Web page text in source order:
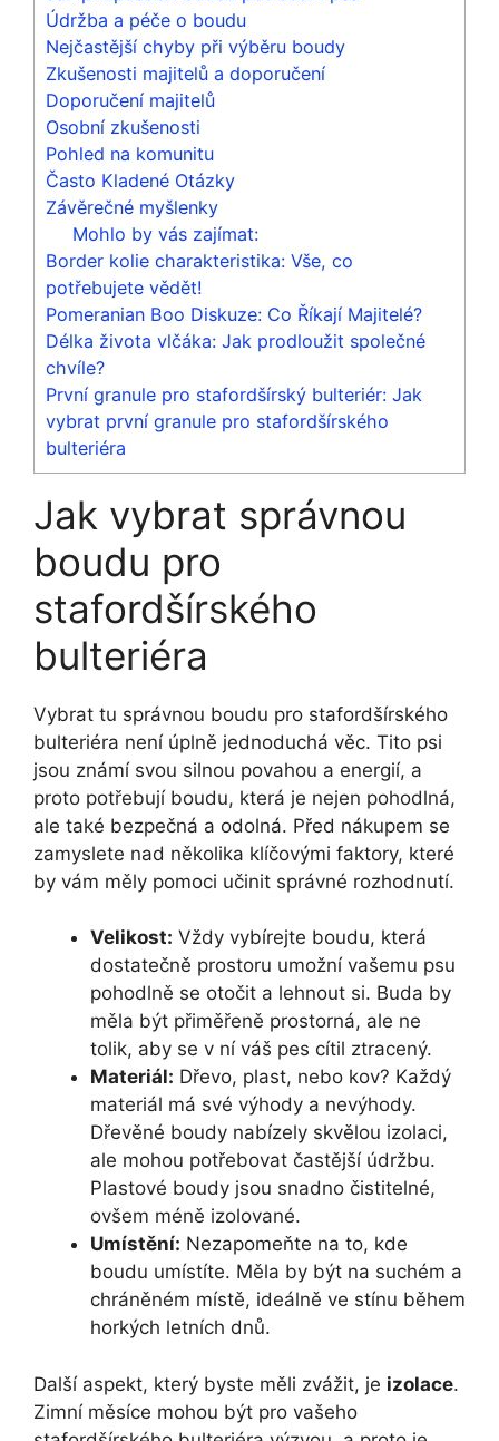
Údržba a péče o boudu
Nejčastější chyby při výběru boudy
Zkušenosti majitelů a doporučení
Doporučení majitelů
Osobní zkušenosti
Pohled na komunitu
Často Kladené Otázky
Závěrečné myšlenky
Mohlo by vás zajímat:
Border kolie charakteristika: Vše, co
potřebujete vědět!
Pomeranian Boo Diskuze: Co Říkají Majitelé?
Délka života vlčáka: Jak prodloužit společné
chvíle?
První granule pro stafordšírský bulteriér: Jak
vybrat první granule pro stafordšírského
bulteriéra
Jak vybrat správnou
boudu pro
stafordšírského
bulteriéra
Vybrat tu správnou boudu pro stafordšírského
bulteriéra není úplně jednoduchá věc. Tito psi
jsou známí svou silnou povahou a energií, a
proto potřebují boudu, která je nejen pohodlná,
ale také bezpečná a odolná. Před nákupem se
zamyslete nad několika klíčovými faktory, které
by vám měly pomoci učinit správné rozhodnutí.
Velikost: Vždy vybírejte boudu, která
dostatečně prostoru umožní vašemu psu
pohodlně se otočit a lehnout si. Buda by
měla být přiměřeně prostorná, ale ne
tolik, aby se v ní váš pes cítil ztracený.
Materiál: Dřevo, plast, nebo kov? Každý
materiál má své výhody a nevýhody.
Dřevěné boudy nabízely skvělou izolaci,
ale mohou potřebovat častější údržbu.
Plastové boudy jsou snadno čistitelné,
ovšem méně izolované.
Umístění: Nezapomeňte na to, kde
boudu umístíte. Měla by být na suchém a
chráněném místě, ideálně ve stínu během
horkých letních dnů.
Další aspekt, který byste měli zvážit, je izolace.
Zimní měsíce mohou být pro vašeho